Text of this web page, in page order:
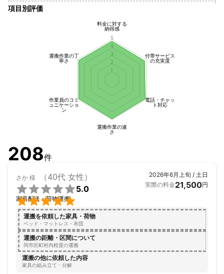
項目別評価
料金に対する
納得感
付帯サービス
の充実度
電話・チャッ
ト対応
運搬作業の速
さ
作業員のコミ
ュニケーショ
ン
運搬作業の丁
寧さ
1
2
3
4
5
208件
さか 様 （40代 女性）


5.0
家具配送・荷物運搬
2026年6月上旬 / 土日
実際の料金21,500円
運搬を依頼した家具・荷物
ベッド・マットレス・布団
運搬の距離・区間について
同市区町村内程度の運搬
運搬の他に依頼した内容
家具の組み立て・分解